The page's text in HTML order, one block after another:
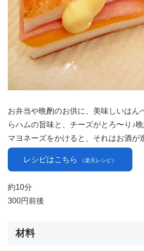
お弁当や晩酌のお供に、美味しいはん
らハムの旨味と、チーズがとろ〜り♪晩
マヨネーズをかけると、それはお酒
レシピはこちら （楽天レシピ）
約10分
300円前後
材料